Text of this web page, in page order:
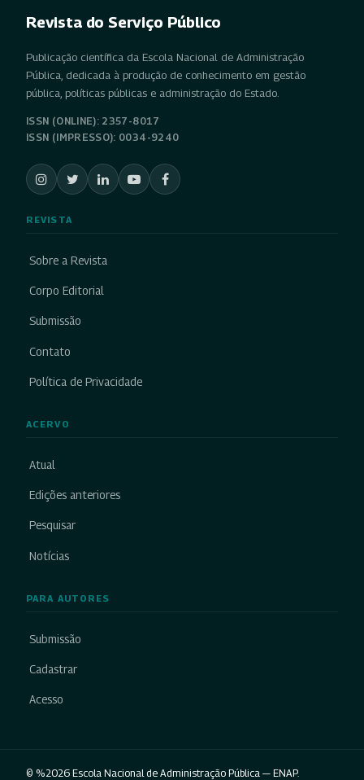
Revista do Serviço Público
Publicação científica da Escola Nacional de Administração
Pública, dedicada à produção de conhecimento em gestão
pública, políticas públicas e administração do Estado.
ISSN (ONLINE): 2357-8017
ISSN (IMPRESSO): 0034-9240
REVISTA
Sobre a Revista
Corpo Editorial
Submissão
Contato
Política de Privacidade
ACERVO
Atual
Edições anteriores
Pesquisar
Notícias
PARA AUTORES
Submissão
Cadastrar
Acesso
© %2026 Escola Nacional de Administração Pública — ENAP.